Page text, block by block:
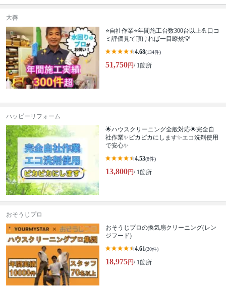
大善
⭐自社作業⭐年間施工台数300台以上💪口コ
ミ評価見て頂ければ一目瞭然💡
4.68(134件)
51,750円/ 1箇所
ハッピーリフォーム
🌟ハウスクリーニング全般対応🌟完全自
社作業✨️ピカピカにします✨️エコ洗剤使用
で安心✨
4.53(8件)
13,800円/ 1箇所
おそうじプロ
おそうじプロの換気扇クリーニング(レン
ジフード)
4.61(20件)
18,975円/ 1箇所